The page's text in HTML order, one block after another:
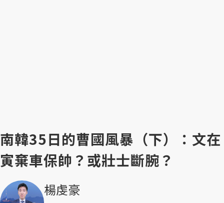
南韓35日的曹國風暴（下）：文在
寅棄車保帥？或壯士斷腕？
楊虔豪